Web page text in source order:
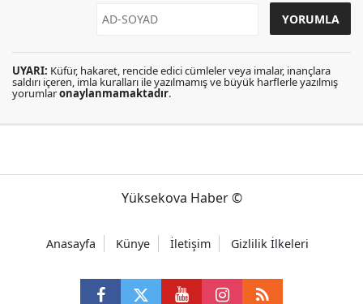
UYARI: Küfür, hakaret, rencide edici cümleler veya imalar, inançlara
saldırı içeren, imla kuralları ile yazılmamış ve büyük harflerle yazılmış
yorumlaronaylanmamaktadır.
Yüksekova Haber ©
Anasayfa Künye İletişim Gizlilik İlkeleri